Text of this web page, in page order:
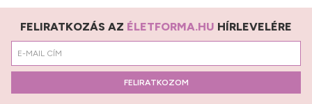
FELIRATKOZÁS AZ ÉLETFORMA.HU HÍRLEVELÉRE
FELIRATKOZOM